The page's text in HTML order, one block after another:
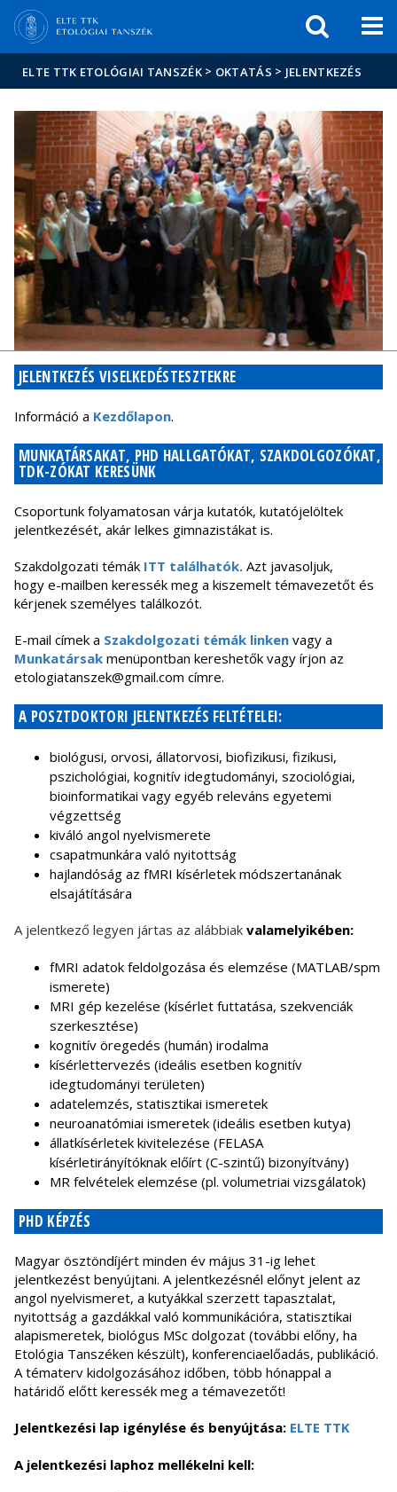
sajtóban
ELTE TTK ETOLÓGIAI TANSZÉK > OKTATÁS > JELENTKEZÉS
JELENTKEZÉS VISELKEDÉSTESZTEKRE
Információ a Kezdőlapon.
MUNKATÁRSAKAT, PHD HALLGATÓKAT, SZAKDOLGOZÓKAT,
TDK-ZÓKAT KERESÜNK
Csoportunk folyamatosan várja kutatók, kutatójelöltek
jelentkezését, akár lelkes gimnazistákat is.
Szakdolgozati témák ITT találhatók. Azt javasoljuk,
hogy e-mailben keressék meg a kiszemelt témavezetőt és
kérjenek személyes találkozót.
E-mail címek a Szakdolgozati témák linken vagy a
Munkatársak menüpontban kereshetők vagy írjon az
etologiatanszek@gmail.com címre.
A POSZTDOKTORI JELENTKEZÉS FELTÉTELEI:
biológusi, orvosi, állatorvosi, biofizikusi, fizikusi,
pszichológiai, kognitív idegtudományi, szociológiai,
bioinformatikai vagy egyéb releváns egyetemi
végzettség
kiváló angol nyelvismerete
csapatmunkára való nyitottság
hajlandóság az fMRI kísérletek módszertanának
elsajátítására
A jelentkező legyen jártas az alábbiak valamelyikében:
fMRI adatok feldolgozása és elemzése (MATLAB/spm
ismerete)
MRI gép kezelése (kísérlet futtatása, szekvenciák
szerkesztése)
kognitív öregedés (humán) irodalma
kísérlettervezés (ideális esetben kognitív
idegtudományi területen)
adatelemzés, statisztikai ismeretek
neuroanatómiai ismeretek (ideális esetben kutya)
állatkísérletek kivitelezése (FELASA
kísérletirányítóknak előírt (C-szintű) bizonyítvány)
MR felvételek elemzése (pl. volumetriai vizsgálatok)
PHD KÉPZÉS
Magyar ösztöndíjért minden év május 31-ig lehet
jelentkezést benyújtani. A jelentkezésnél előnyt jelent az
angol nyelvismeret, a kutyákkal szerzett tapasztalat,
nyitottság a gazdákkal való kommunikációra, statisztikai
alapismeretek, biológus MSc dolgozat (további előny, ha
Etológia Tanszéken készült), konferenciaelőadás, publikáció.
A tématerv kidolgozásához időben, több hónappal a
határidő előtt keressék meg a témavezetőt!
Jelentkezési lap igénylése és benyújtása: ELTE TTK
A jelentkezési laphoz mellékelni kell: